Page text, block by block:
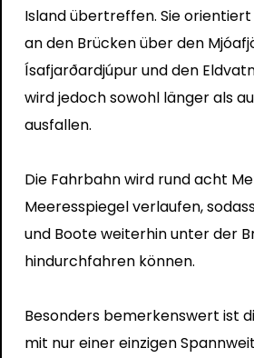
Island übertreffen. Sie
an den Brücken über den
Ísafjarðardjúpur und den
wird jedoch sowohl länger als
ausfallen.
Die Fahrbahn wird rund acht
Meeresspiegel verlaufen,
und Boote weiterhin unter der
hindurchfahren können.
Besonders bemerkenswert ist
mit nur einer einzigen